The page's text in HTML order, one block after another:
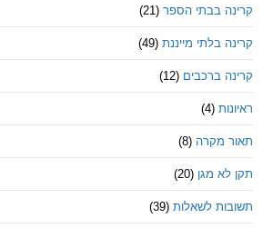
בבתי הספר (21)
מייננת (49)
ברכבים (12)
(8)
מגן (20)
לשאלות (39)